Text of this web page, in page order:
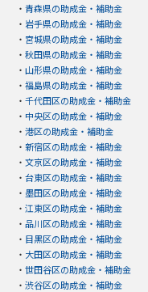
・ 青森県の助成金・補助金
・ 岩手県の助成金・補助金
・ 宮城県の助成金・補助金
・ 秋田県の助成金・補助金
・ 山形県の助成金・補助金
・ 福島県の助成金・補助金
・ 千代田区の助成金・補助金
・ 中央区の助成金・補助金
・ 港区の助成金・補助金
・ 新宿区の助成金・補助金
・ 文京区の助成金・補助金
・ 台東区の助成金・補助金
・ 墨田区の助成金・補助金
・ 江東区の助成金・補助金
・ 品川区の助成金・補助金
・ 目黒区の助成金・補助金
・ 大田区の助成金・補助金
・ 世田谷区の助成金・補助金
・ 渋谷区の助成金・補助金